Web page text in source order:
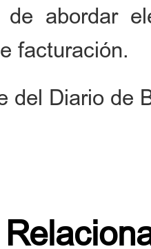
abordar
facturación.
del Diario de